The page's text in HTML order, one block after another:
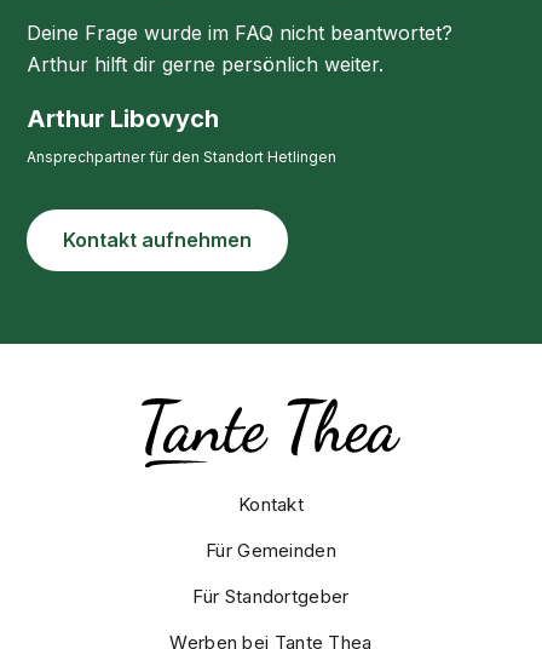
Deine Frage wurde im FAQ nicht beantwortet?
Arthur hilft dir gerne persönlich weiter.
Arthur Libovych
Ansprechpartner für den Standort Hetlingen
Kontakt aufnehmen
Kontakt
Für Gemeinden
Für Standortgeber
Werben bei Tante Thea